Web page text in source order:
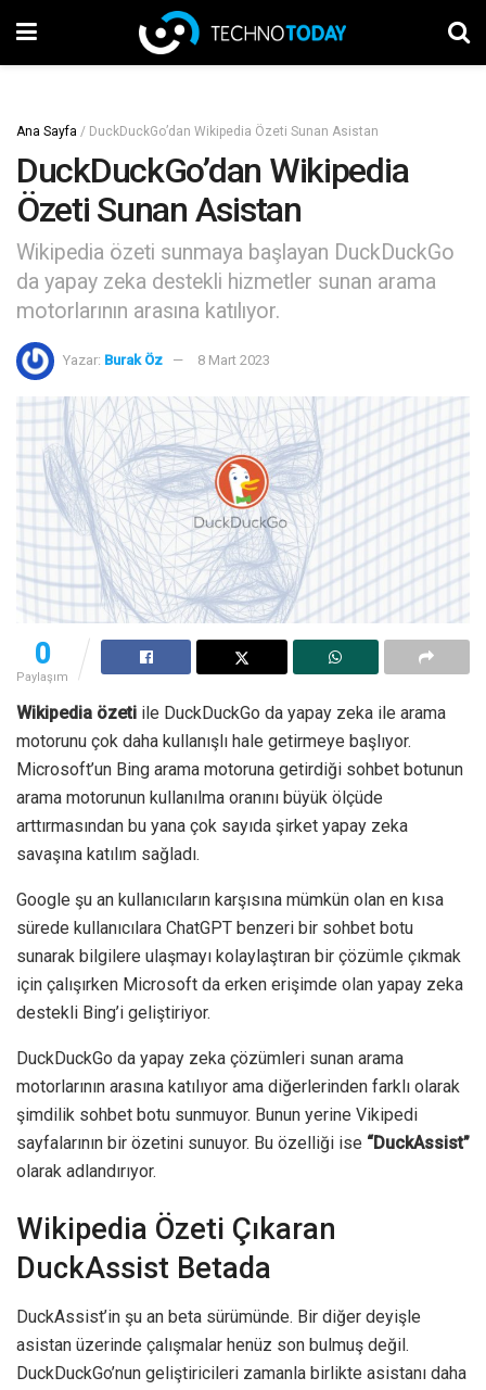
Ana Sayfa / DuckDuckGo’dan Wikipedia Özeti Sunan Asistan
DuckDuckGo’dan Wikipedia
Özeti Sunan Asistan
Wikipedia özeti sunmaya başlayan DuckDuckGo
da yapay zeka destekli hizmetler sunan arama
motorlarının arasına katılıyor.
Yazar: Burak Öz 8 Mart 2023
0
Paylaşım
Wikipedia özeti ile DuckDuckGo da yapay zeka ile arama
motorunu çok daha kullanışlı hale getirmeye başlıyor.
Microsoft’un Bing arama motoruna getirdiği sohbet botunun
arama motorunun kullanılma oranını büyük ölçüde
arttırmasından bu yana çok sayıda şirket yapay zeka
savaşına katılım sağladı.
Google şu an kullanıcıların karşısına mümkün olan en kısa
sürede kullanıcılara ChatGPT benzeri bir sohbet botu
sunarak bilgilere ulaşmayı kolaylaştıran bir çözümle çıkmak
için çalışırken Microsoft da erken erişimde olan yapay zeka
destekli Bing’i geliştiriyor.
DuckDuckGo da yapay zeka çözümleri sunan arama
motorlarının arasına katılıyor ama diğerlerinden farklı olarak
şimdilik sohbet botu sunmuyor. Bunun yerine Vikipedi
sayfalarının bir özetini sunuyor. Bu özelliği ise “DuckAssist”
olarak adlandırıyor.
Wikipedia Özeti Çıkaran
DuckAssist Betada
DuckAssist’in şu an beta sürümünde. Bir diğer deyişle
asistan üzerinde çalışmalar henüz son bulmuş değil.
DuckDuckGo’nun geliştiricileri zamanla birlikte asistanı daha